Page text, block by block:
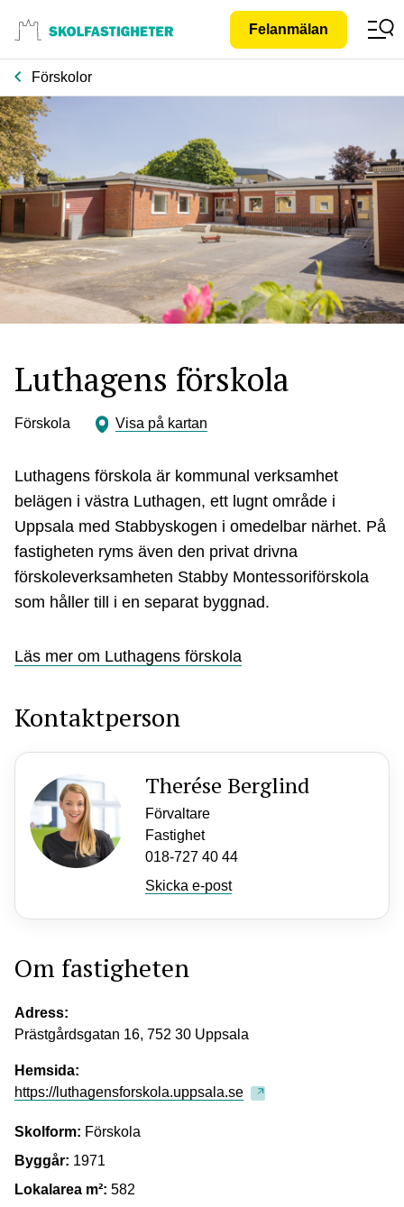
Gå till
innehåll
Felanmälan
Förskolor
Luthagens förskola
Förskola Visa på kartan
Luthagens förskola är kommunal verksamhet
belägen i västra Luthagen, ett lugnt område i
Uppsala med Stabbyskogen i omedelbar närhet. På
fastigheten ryms även den privat drivna
förskoleverksamheten Stabby Montessoriförskola
som håller till i en separat byggnad.
Läs mer om Luthagens förskola
Kontaktperson
Therése Berglind
Förvaltare
Fastighet
018-727 40 44
Skicka e-post
Om fastigheten
Adress:
Prästgårdsgatan 16, 752 30 Uppsala
Hemsida:
https://luthagensforskola.uppsala.se
Skolform: Förskola
Byggår: 1971
Lokalarea m²: 582